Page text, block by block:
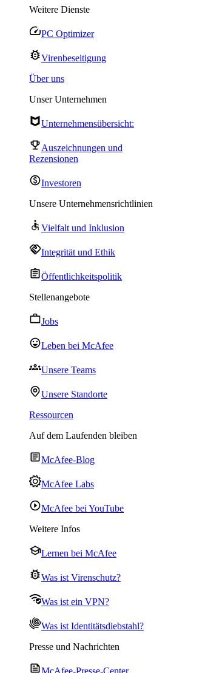
Weitere Dienste
PC Optimizer
Virenbeseitigung
Über uns
Unser Unternehmen
Unternehmensübersicht:
Auszeichnungen und
Rezensionen
Investoren
Unsere Unternehmensrichtlinien
Vielfalt und Inklusion
Integrität und Ethik
Öffentlichkeitspolitik
Stellenangebote
Jobs
Leben bei McAfee
Unsere Teams
Unsere Standorte
Ressourcen
Auf dem Laufenden bleiben
McAfee-Blog
McAfee Labs
McAfee bei YouTube
Weitere Infos
Lernen bei McAfee
Was ist Virenschutz?
Was ist ein VPN?
Was ist Identitätsdiebstahl?
Presse und Nachrichten
McAfee-Presse-Center